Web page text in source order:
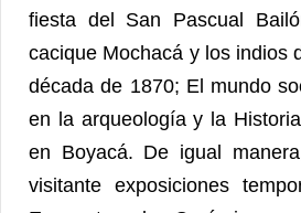
fiesta del San Pascual
cacique Mochacá y los indios
década de 1870; El mundo
en la arqueología y la
en Boyacá. De igual
visitante exposiciones